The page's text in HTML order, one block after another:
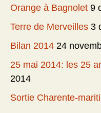
Orange à Bagnolet 9
Terre de Merveilles 3
Bilan 2014 24
25 mai 2014: les 25
2014
Sortie Charente-